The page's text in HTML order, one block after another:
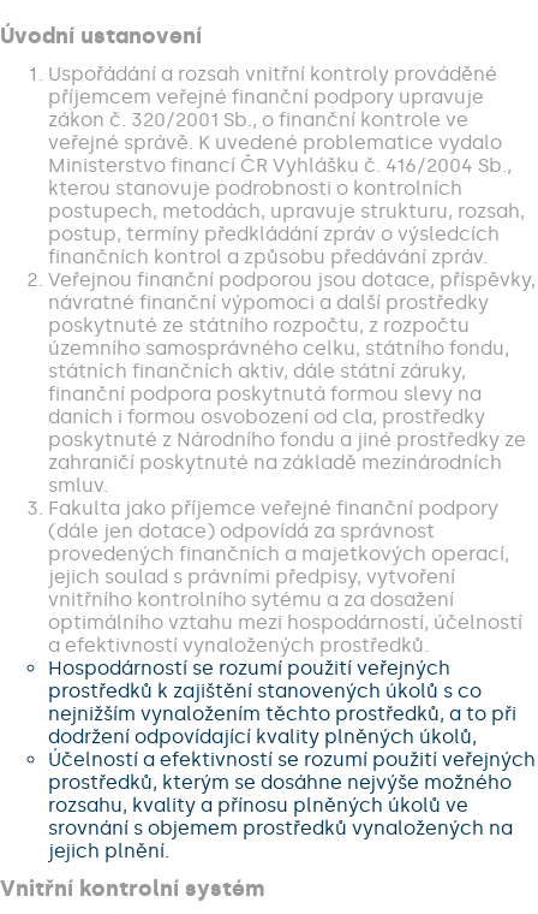
Úvodní ustanovení
Uspořádání a rozsah vnitřní kontroly prováděné
příjemcem veřejné finanční podpory upravuje
zákon č. 320/2001 Sb., o finanční kontrole ve
veřejné správě. K uvedené problematice vydalo
Ministerstvo financí ČR Vyhlášku č. 416/2004 Sb.,
kterou stanovuje podrobnosti o kontrolních
postupech, metodách, upravuje strukturu, rozsah,
postup, termíny předkládání zpráv o výsledcích
finančních kontrol a způsobu předávání zpráv.
Veřejnou finanční podporou jsou dotace, příspěvky,
návratné finanční výpomoci a další prostředky
poskytnuté ze státního rozpočtu, z rozpočtu
územního samosprávného celku, státního fondu,
státních finančních aktiv, dále státní záruky,
finanční podpora poskytnutá formou slevy na
daních i formou osvobození od cla, prostředky
poskytnuté z Národního fondu a jiné prostředky ze
zahraničí poskytnuté na základě mezinárodních
smluv.
Fakulta jako příjemce veřejné finanční podpory
(dále jen dotace) odpovídá za správnost
provedených finančních a majetkových operací,
jejich soulad s právními předpisy, vytvoření
vnitřního kontrolního sytému a za dosažení
optimálního vztahu mezi hospodárností, účelností
a efektivností vynaložených prostředků.
Hospodárností se rozumí použití veřejných
prostředků k zajištění stanovených úkolů s co
nejnižším vynaložením těchto prostředků, a to při
dodržení odpovídající kvality plněných úkolů,
Účelností a efektivností se rozumí použití veřejných
prostředků, kterým se dosáhne nejvýše možného
rozsahu, kvality a přínosu plněných úkolů ve
srovnání s objemem prostředků vynaložených na
jejich plnění.
Vnitřní kontrolní systém